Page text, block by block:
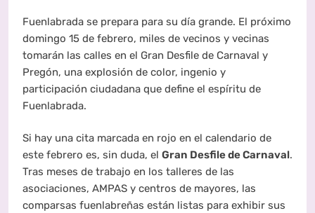
Fuenlabrada se prepara para su día grande. El próximo
domingo 15 de febrero, miles de vecinos y vecinas
tomarán las calles en el Gran Desfile de Carnaval y
Pregón, una explosión de color, ingenio y
participación ciudadana que define el espíritu de
Fuenlabrada.
Si hay una cita marcada en rojo en el calendario de
este febrero es, sin duda, el Gran Desfile de Carnaval.
Tras meses de trabajo en los talleres de las
asociaciones, AMPAS y centros de mayores, las
comparsas fuenlabreñas están listas para exhibir sus